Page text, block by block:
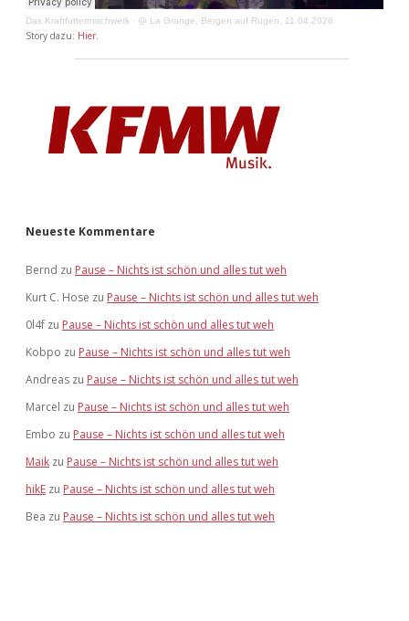
Das Kraftfuttermischwerk · @ La Grange, Bergen auf Rügen, 11.04.2026
Story dazu: Hier
Neueste Kommentare
Bernd zu Pause – Nichts ist schön und alles tut weh
Kurt C. Hose zu Pause – Nichts ist schön und alles tut weh
0l4f zu Pause – Nichts ist schön und alles tut weh
Kobpo zu Pause – Nichts ist schön und alles tut weh
Andreas zu Pause – Nichts ist schön und alles tut weh
Marcel zu Pause – Nichts ist schön und alles tut weh
Embo zu Pause – Nichts ist schön und alles tut weh
Maik zu Pause – Nichts ist schön und alles tut weh
hikE zu Pause – Nichts ist schön und alles tut weh
Bea zu Pause – Nichts ist schön und alles tut weh